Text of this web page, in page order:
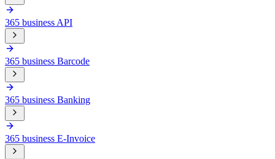
365 business API
365 business Barcode
365 business Banking
365 business E-Invoice